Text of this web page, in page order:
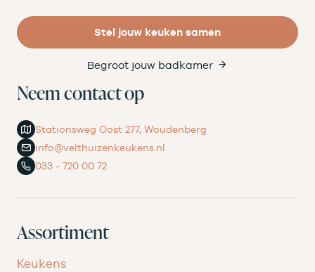
Stel jouw keuken samen
Begroot jouw badkamer
Neem contact op
Stationsweg Oost 277, Woudenberg
info@velthuizenkeukens.nl
033 - 720 00 72
Assortiment
Keukens